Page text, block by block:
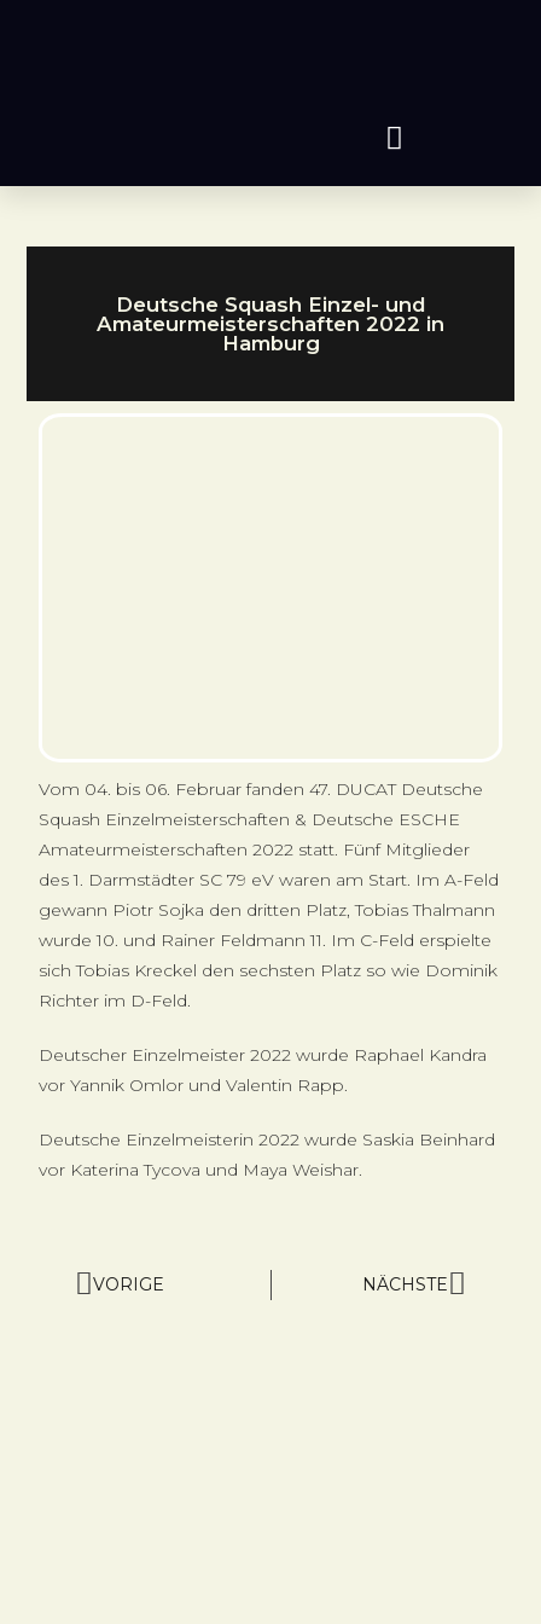
Deutsche Squash Einzel- und
Amateurmeisterschaften 2022 in
Hamburg
Vom 04. bis 06. Februar fanden 47. DUCAT Deutsche
Squash Einzelmeisterschaften & Deutsche ESCHE
Amateurmeisterschaften 2022 statt. Fünf Mitglieder
des 1. Darmstädter SC 79 eV waren am Start. Im A-Feld
gewann Piotr Sojka den dritten Platz, Tobias Thalmann
wurde 10. und Rainer Feldmann 11. Im C-Feld erspielte
sich Tobias Kreckel den sechsten Platz so wie Dominik
Richter im D-Feld.
Deutscher Einzelmeister 2022 wurde Raphael Kandra
vor Yannik Omlor und Valentin Rapp.
Deutsche Einzelmeisterin 2022 wurde Saskia Beinhard
vor Katerina Tycova und Maya Weishar.
VORIGE NÄCHSTE